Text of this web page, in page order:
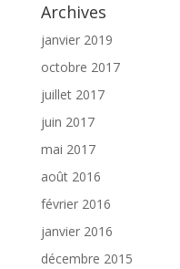
Archives
janvier 2019
octobre 2017
juillet 2017
juin 2017
mai 2017
août 2016
février 2016
janvier 2016
décembre 2015